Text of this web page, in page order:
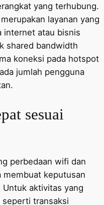
yang terhubung.
layanan yang
internet atau bisnis
shared bandwidth
koneksi pada hotspot
jumlah pengguna
sesuai
perbedaan wifi dan
keputusan
aktivitas yang
seperti transaksi